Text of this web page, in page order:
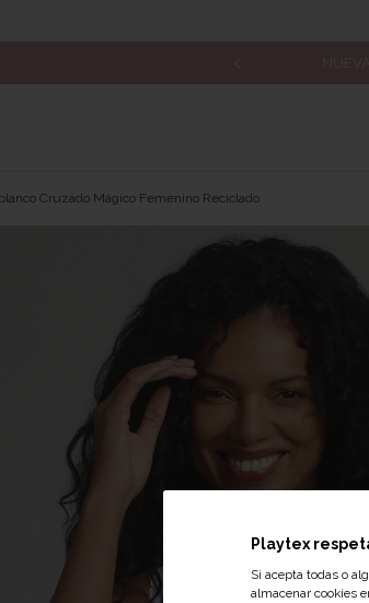
Cruzado Mágico Femenino Reciclado
Playtex
Si acepta todas o
almacenar cookies